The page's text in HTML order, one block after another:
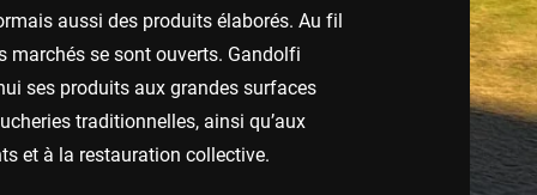
aussi des produits élaborés. Au fil
marchés se sont ouverts. Gandolfi
ses produits aux grandes surfaces
traditionnelles, ainsi qu’aux
et à la restauration collective.